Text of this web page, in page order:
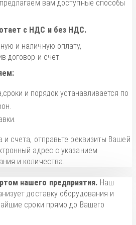
вам доступные способы
с НДС и без НДС.
и наличную оплату,
договор и счет.
и порядок устанавливается по
и счета, отправьте реквизиты Вашей
адрес с указанием
и количества.
нашего предприятия. Наш
доставку оборудования и
сроки прямо до Вашего